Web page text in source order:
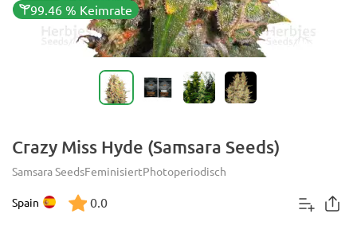
99.46 % Keimrate
Crazy Miss Hyde (Samsara Seeds)
Samsara SeedsFeminisiertPhotoperiodisch
Spain 0.0